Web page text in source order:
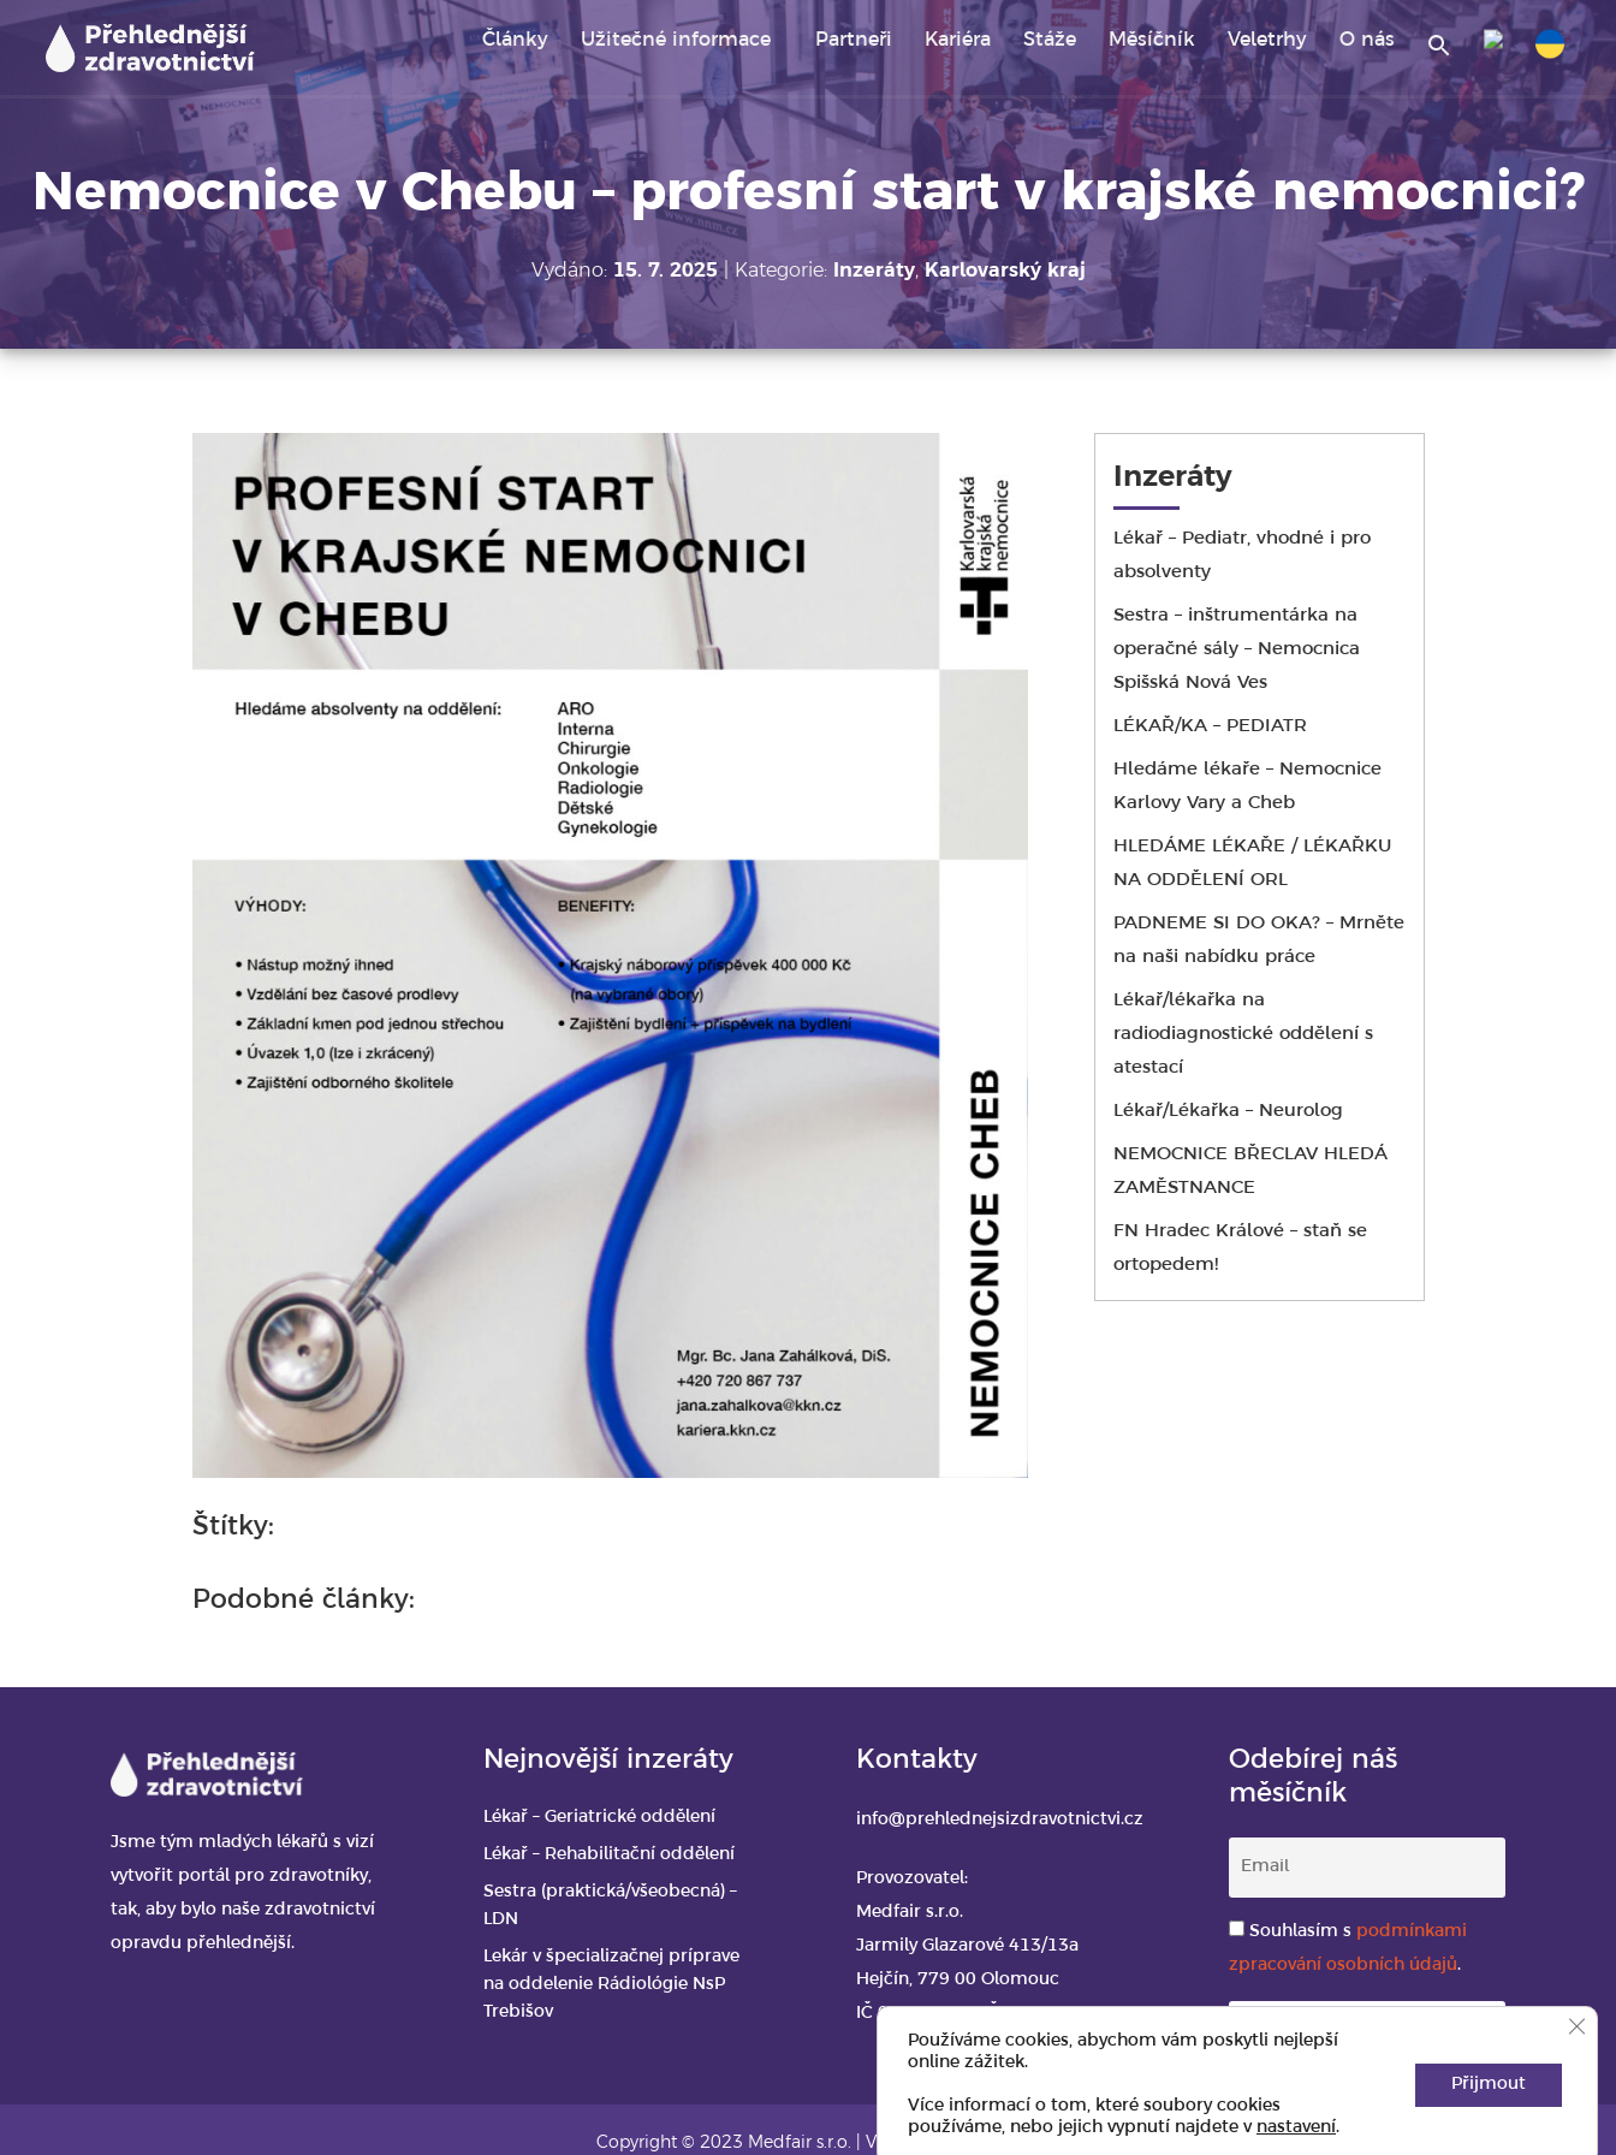
Skip
Přehlednější zdravotnictví
Užitečné informace pro studenty medicíny, zdravotnických fakult, vyšších odborných a středních zdravotnických škol.
Články Užitečné informace Partneři Kariéra Stáže Měsíčník Veletrhy O nás
Search
Nemocnice v Chebu – profesní start v krajské nemocnici?
Vydáno: 15. 7. 2025| Kategorie: Inzeráty,Karlovarský kraj
Štítky:
Podobné články:
Inzeráty
Lékař – Pediatr, vhodné i pro
absolventy
Sestra – inštrumentárka na
operačné sály – Nemocnica
Spišská Nová Ves
LÉKAŘ/KA – PEDIATR
Hledáme lékaře – Nemocnice
Karlovy Vary a Cheb
HLEDÁME LÉKAŘE / LÉKAŘKU
NA ODDĚLENÍ ORL
PADNEME SI DO OKA? – Mrněte
na naši nabídku práce
Lékař/lékařka na
radiodiagnostické oddělení s
atestací
Lékař/Lékařka – Neurolog
NEMOCNICE BŘECLAV HLEDÁ
ZAMĚSTNANCE
FN Hradec Králové – staň se
ortopedem!
Jsme tým mladých lékařů s vizí
vytvořit portál pro zdravotníky,
tak, aby bylo naše zdravotnictví
opravdu přehlednější.
Nejnovější inzeráty
Lékař – Geriatrické oddělení
Lékař – Rehabilitační oddělení
Sestra (praktická/všeobecná) –
LDN
Lekár v špecializačnej príprave
na oddelenie Rádiológie NsP
Trebišov
Kontakty
info@prehlednejsizdravotnictvi.cz
Provozovatel:
Medfair s.r.o.
Jarmily Glazarové 413/13a
Hejčín, 779 00 Olomouc
IČ 08409200 DIČ CZ08409200
Odebírej náš
měsíčník
Souhlasím s podmínkami
zpracování osobních údajů.
Copyright © 2023 Medfair s.r.o. Vytvořeno:
Používáme cookies, abychom vám poskytli nejlepší
online zážitek.
Více informací o tom, které soubory cookies
používáme, nebo jejich vypnutí najdete v nastavení.
Přijmout